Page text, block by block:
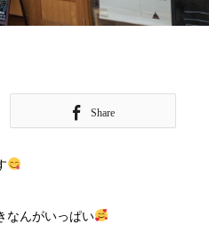
Share
なんがいっぱい